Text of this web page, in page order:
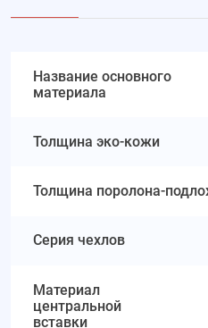
Название основного
материала
Толщина эко-кожи
Толщина поролона-
Серия чехлов
Материал
центральной
вставки